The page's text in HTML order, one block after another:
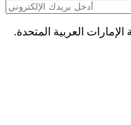
الإمارات العربية المتحدة.